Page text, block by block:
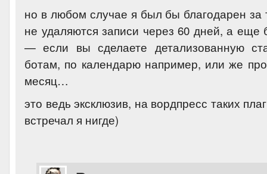
но в любом случае я был бы благодарен за
не удаляются записи через 60 дней, а еще
— если вы сделаете детализованную
ботам, по календарю например, или же
месяц…
это ведь эксклюзив, на вордпресс таких
встречал я нигде)